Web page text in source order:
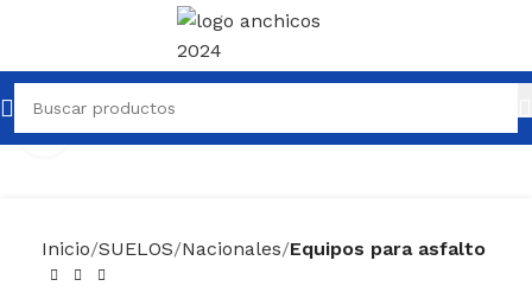
Clic para ampliar
Inicio SUELOS Nacionales Equipos para asfalto